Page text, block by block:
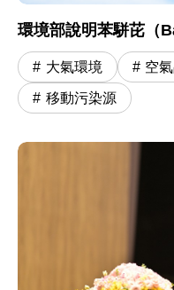
環境部說明苯駢芘（
大氣環境 空
移動污染源